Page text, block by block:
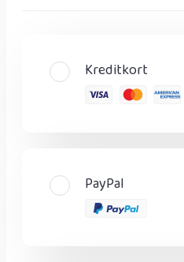
Kreditkort
PayPal